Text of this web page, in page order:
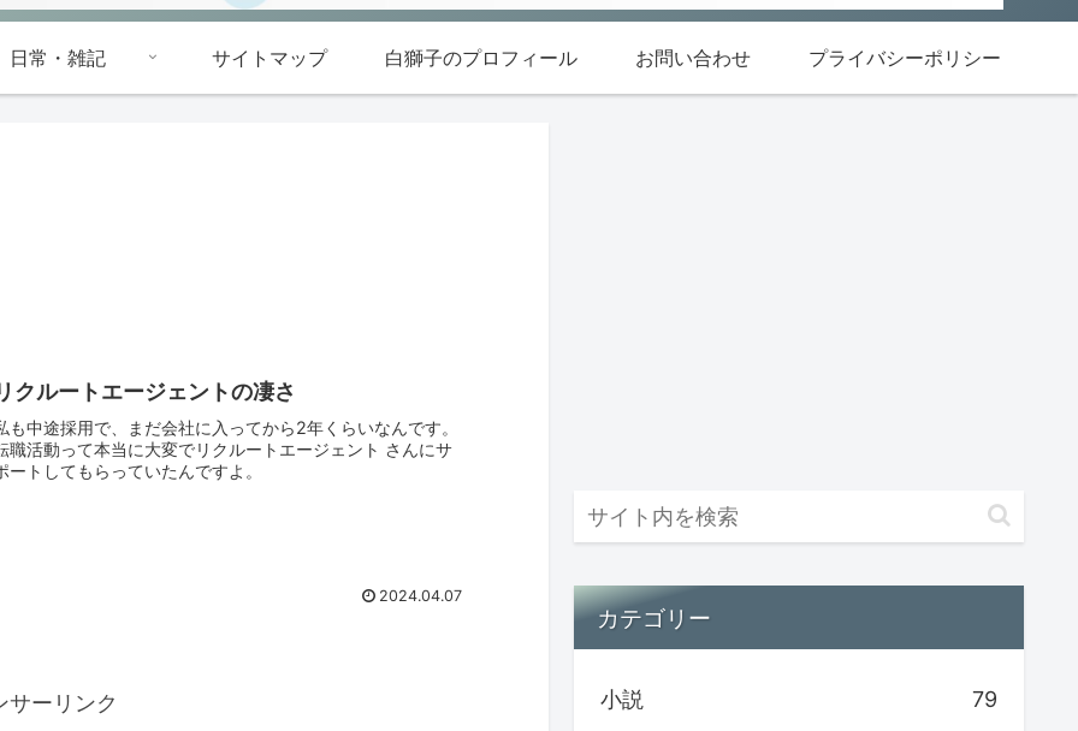
日常・雑記 サイトマップ 白獅子のプロフィール お問い合わせ プライバシーポリシー
クルートエージェントの凄さ
も中途採用で、まだ会社に入ってから2年くらいなんです。
職活動って本当に大変でリクルートエージェント さんにサ
ートしてもらっていたんですよ。
2024.04.07
サーリンク
カテゴリー
小説 79